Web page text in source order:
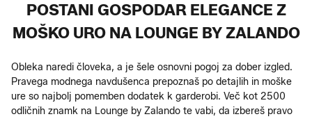
POSTANI GOSPODAR ELEGANCE Z
MOŠKO URO NA LOUNGE BY ZALANDO
Obleka naredi človeka, a je šele osnovni pogoj za dober izgled.
Pravega modnega navdušenca prepoznaš po detajlih in moške
ure so najbolj pomemben dodatek k garderobi. Več kot 2500
odličnih znamk na Lounge by Zalando te vabi, da izbereš pravo